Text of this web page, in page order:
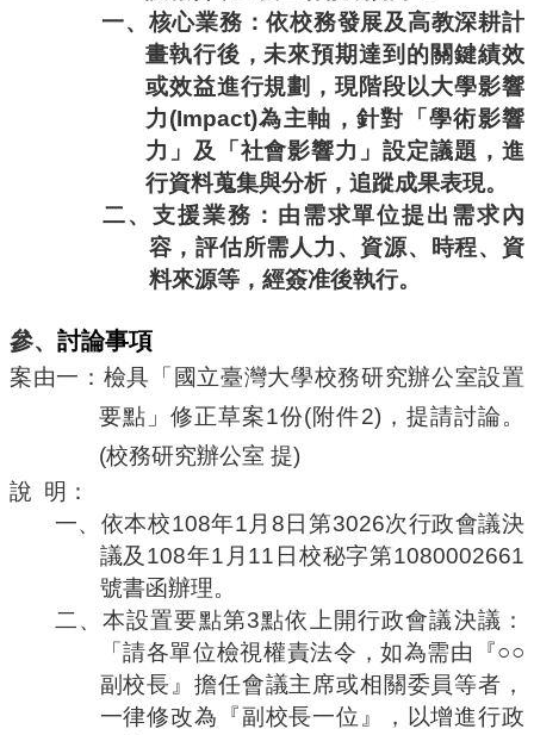
一、核心業務：依校務發展及高教深耕計
畫執行後，未來預期達到的關鍵績效
或效益進行規劃，現階段以大學影響
力(Impact)為主軸，針對「學術影響
力」及「社會影響力」設定議題，進
行資料蒐集與分析，追蹤成果表現。
二、支援業務：由需求單位提出需求內
容，評估所需人力、資源、時程、資
料來源等，經簽准後執行。
參、 討論事項
案由一：檢具 「 國立臺灣大學校務研究辦公室設置
要點 」修正草案1份(附件2) ， 提請討論。
(校務研究辦公室 提)
說 明：
一、 依本校108年1 月 8 日第3026次行政會議決
議及 108年1 月 11 日校秘字第1080002661
號書函辦理。
二、 本設置要點第3點依上開行政會議決議：
「請各單位檢視權責法令，如為需由『○○
副校長』擔任會議主席或相關委員等者，
一律修改為『副校長一位』，以增進行政